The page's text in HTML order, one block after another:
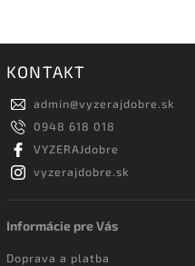
KONTAKT
admin@vyzerajdobre.sk
0948 618 018
VYZERAJdobre
vyzerajdobre.sk
Informácie pre Vás
Doprava a platba